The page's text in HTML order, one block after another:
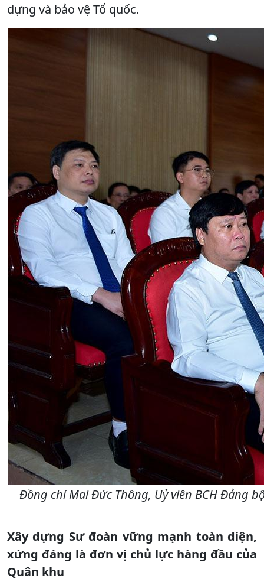
dựng và bảo vệ Tổ quốc.
Đồng chí Mai Đức Thông, Uỷ viên BCH Đảng
Xây dựng Sư đoàn vững mạnh toàn diện,
xứng đáng là đơn vị chủ lực hàng đầu của
Quân khu